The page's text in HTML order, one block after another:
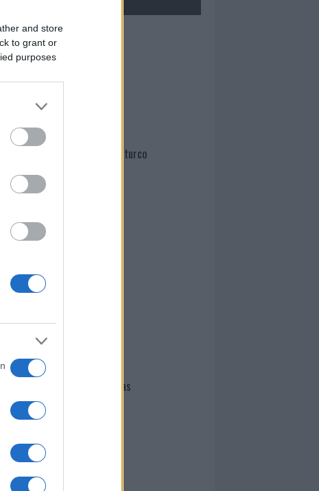
and store
to grant or
purposes
Mario Malu
Martina Agostina Diturco
I nostri cari
Giovannimaria Cabras